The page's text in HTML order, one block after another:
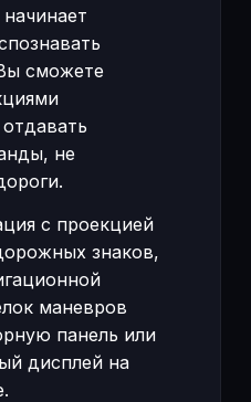
сможете
не
с проекцией
знаков,
маневров
панель или
дисплей на